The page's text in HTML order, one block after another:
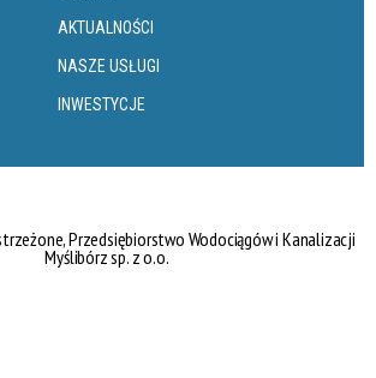
AKTUALNOŚCI
NASZE USŁUGI
INWESTYCJE
Przedsiębiorstwo Wodociągów i Kanalizacji
Myślibórz sp. z o.o.